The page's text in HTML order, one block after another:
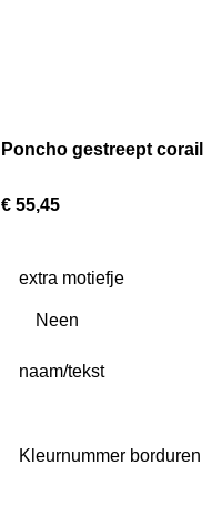
Poncho gestreept corail
€ 55,45
extra motiefje
naam/tekst
Kleurnummer borduren